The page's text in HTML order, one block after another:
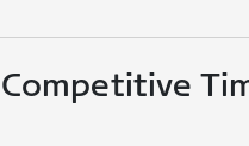
Competitive